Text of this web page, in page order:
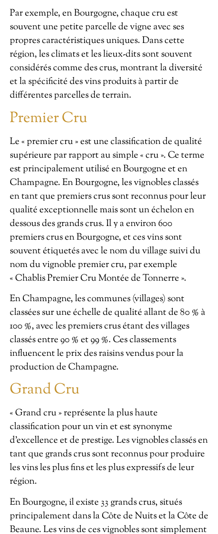
Par exemple, en Bourgogne, chaque cru est
souvent une petite parcelle de vigne avec ses
propres caractéristiques uniques. Dans cette
région, les climats et les lieux-dits sont souvent
considérés comme des crus, montrant la diversité
et la spécificité des vins produits à partir de
différentes parcelles de terrain.
Premier Cru
Le « premier cru » est une classification de qualité
supérieure par rapport au simple « cru ». Ce terme
est principalement utilisé en Bourgogne et en
Champagne. En Bourgogne, les vignobles classés
en tant que premiers crus sont reconnus pour leur
qualité exceptionnelle mais sont un échelon en
dessous des grands crus. Il y a environ 600
premiers crus en Bourgogne, et ces vins sont
souvent étiquetés avec le nom du village suivi du
nom du vignoble premier cru, par exemple
« Chablis Premier Cru Montée de Tonnerre ».
En Champagne, les communes (villages) sont
classées sur une échelle de qualité allant de 80 % à
100 %, avec les premiers crus étant des villages
classés entre 90 % et 99 %. Ces classements
influencent le prix des raisins vendus pour la
production de Champagne.
Grand Cru
« Grand cru » représente la plus haute
classification pour un vin et est synonyme
d’excellence et de prestige. Les vignobles classés en
tant que grands crus sont reconnus pour produire
les vins les plus fins et les plus expressifs de leur
région.
En Bourgogne, il existe 33 grands crus, situés
principalement dans la Côte de Nuits et la Côte de
Beaune. Les vins de ces vignobles sont simplement